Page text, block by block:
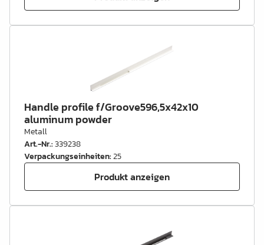
Handle profile f/Groove596,5x42x10
aluminum powder
Metall
Art.-Nr.:339238
Verpackungseinheiten:25
Produkt anzeigen